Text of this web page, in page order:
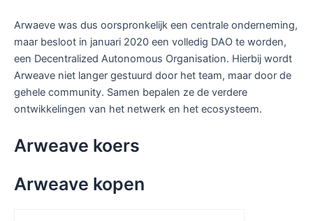
Arwaeve was dus oorspronkelijk een centrale onderneming,
maar besloot in januari 2020 een volledig DAO te worden,
een Decentralized Autonomous Organisation. Hierbij wordt
Arweave niet langer gestuurd door het team, maar door de
gehele community. Samen bepalen ze de verdere
ontwikkelingen van het netwerk en het ecosysteem.
Arweave koers
Arweave kopen